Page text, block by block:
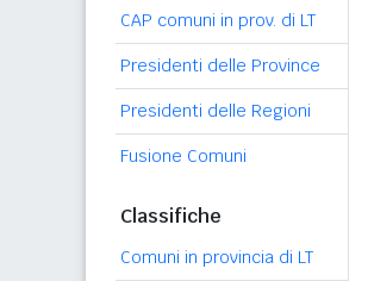
CAP comuni in prov. di LT
Presidenti delle Province
Presidenti delle Regioni
Fusione Comuni
Classifiche
Comuni in provincia di LT